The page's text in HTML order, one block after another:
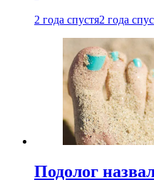
2 года спустя2 года
Подолог